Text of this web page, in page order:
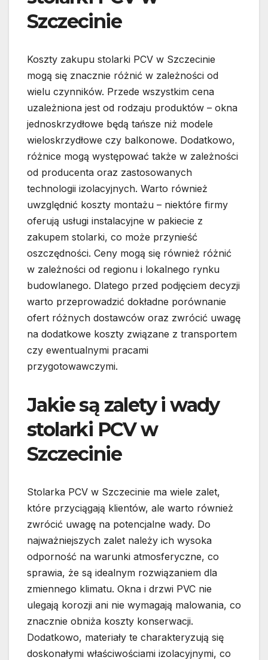
Szczecinie
Koszty zakupu stolarki PCV w Szczecinie
mogą się znacznie różnić w zależności od
wielu czynników. Przede wszystkim cena
uzależniona jest od rodzaju produktów – okna
jednoskrzydłowe będą tańsze niż modele
wieloskrzydłowe czy balkonowe. Dodatkowo,
różnice mogą występować także w zależności
od producenta oraz zastosowanych
technologii izolacyjnych. Warto również
uwzględnić koszty montażu – niektóre firmy
oferują usługi instalacyjne w pakiecie z
zakupem stolarki, co może przynieść
oszczędności. Ceny mogą się również różnić
w zależności od regionu i lokalnego rynku
budowlanego. Dlatego przed podjęciem decyzji
warto przeprowadzić dokładne porównanie
ofert różnych dostawców oraz zwrócić uwagę
na dodatkowe koszty związane z transportem
czy ewentualnymi pracami
przygotowawczymi.
Jakie są zalety i wady
stolarki PCV w
Szczecinie
Stolarka PCV w Szczecinie ma wiele zalet,
które przyciągają klientów, ale warto również
zwrócić uwagę na potencjalne wady. Do
najważniejszych zalet należy ich wysoka
odporność na warunki atmosferyczne, co
sprawia, że są idealnym rozwiązaniem dla
zmiennego klimatu. Okna i drzwi PVC nie
ulegają korozji ani nie wymagają malowania, co
znacznie obniża koszty konserwacji.
Dodatkowo, materiały te charakteryzują się
doskonałymi właściwościami izolacyjnymi, co